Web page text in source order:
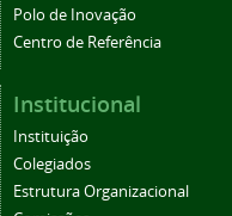
Polo de Inovação
Centro de Referência
Institucional
Instituição
Colegiados
Estrutura Organizacional